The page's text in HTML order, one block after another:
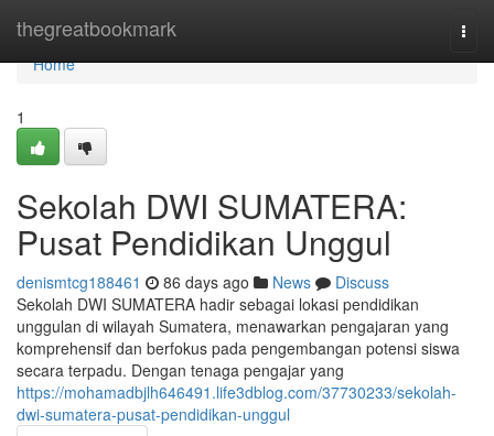
thegreatbookmark
Home
Home
1
Sekolah DWI SUMATERA:
Pusat Pendidikan Unggul
denismtcg188461 86 days ago News
Discuss
Sekolah DWI SUMATERA hadir sebagai lokasi pendidikan
unggulan di wilayah Sumatera, menawarkan pengajaran yang
komprehensif dan berfokus pada pengembangan potensi siswa
secara terpadu. Dengan tenaga pengajar yang
https://mohamadbjlh646491.life3dblog.com/37730233/sekolah-
dwi-sumatera-pusat-pendidikan-unggul